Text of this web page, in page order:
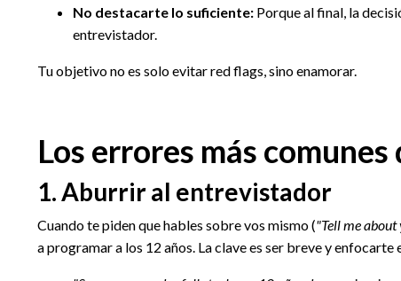
No destacarte lo suficiente: Porque al final, la
entrevistador.
Tu objetivo no es solo evitar red flags, sino enamorar.
Los errores más
1. Aburrir al entrevistador
Cuando te piden que hables sobre vos mismo ("Tell me
a programar a los 12 años. La clave es ser breve y